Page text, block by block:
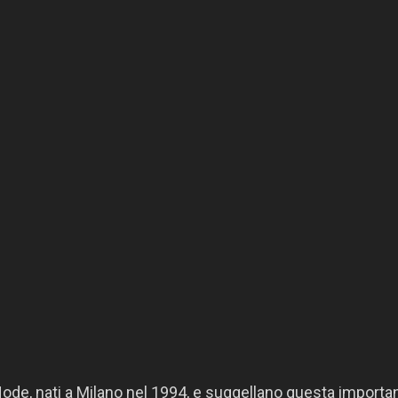
nati a Milano nel 1994, e suggellano questa